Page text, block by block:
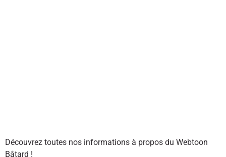
Découvrez toutes nos informations à propos du Webtoon
Bâtard !